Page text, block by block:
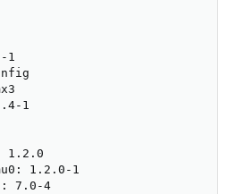
1
1
1.2.0
1.2.0-1
7.0-4